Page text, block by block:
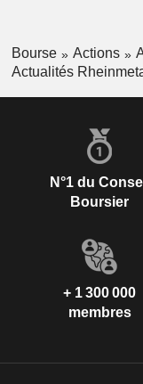
Bourse Actions
Actualités
N°1 du
Boursier
+ 1 300 000
membres